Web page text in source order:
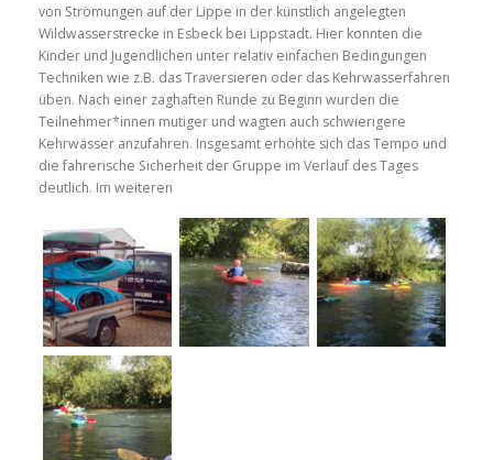
von Strömungen auf der Lippe in der künstlich angelegten
Wildwasserstrecke in Esbeck bei Lippstadt. Hier konnten die
Kinder und Jugendlichen unter relativ einfachen Bedingungen
Techniken wie z.B. das Traversieren oder das Kehrwasserfahren
üben. Nach einer zaghaften Runde zu Beginn wurden die
Teilnehmer*innen mutiger und wagten auch schwierigere
Kehrwässer anzufahren. Insgesamt erhöhte sich das Tempo und
die fahrerische Sicherheit der Gruppe im Verlauf des Tages
deutlich. Im weiteren